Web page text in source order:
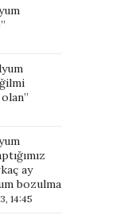
”
olan”
ay
bozulma
14:45